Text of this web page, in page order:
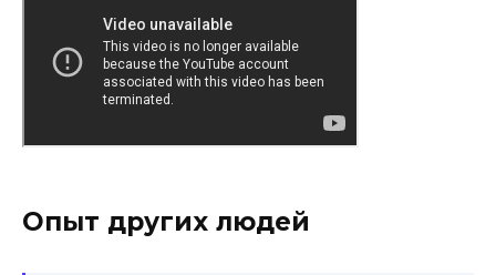
Опыт других людей